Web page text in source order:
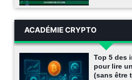
ACADÉMIE CRYPTO
Top 5 des
pour lire
(sans être